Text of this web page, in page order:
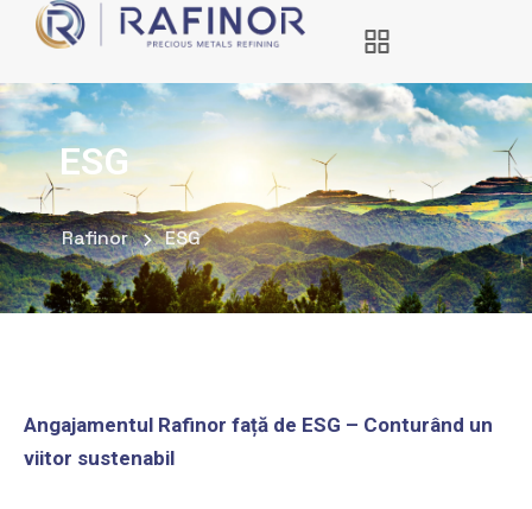
ESG
Rafinor ESG
Angajamentul Rafinor față de ESG – Conturând un
viitor sustenabil